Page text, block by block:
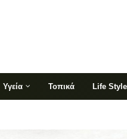
Υγεία Τοπικά Life Style